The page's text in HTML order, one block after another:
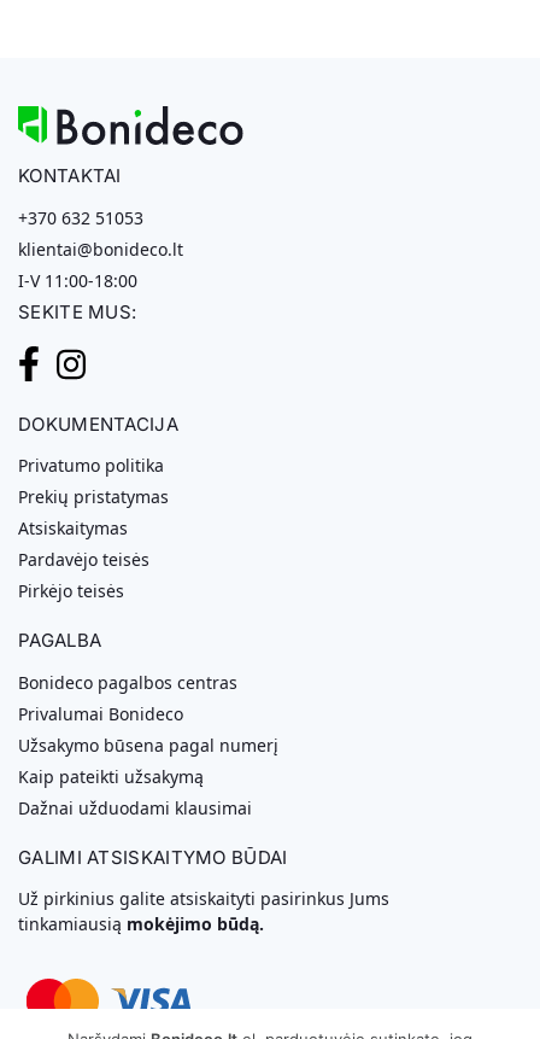
KONTAKTAI
+370 632 51053
klientai@bonideco.lt
I-V 11:00-18:00
SEKITE MUS:
DOKUMENTACIJA
Privatumo politika
Prekių pristatymas
Atsiskaitymas
Pardavėjo teisės
Pirkėjo teisės
PAGALBA
Bonideco pagalbos centras
Privalumai Bonideco
Užsakymo būsena pagal numerį
Kaip pateikti užsakymą
Dažnai užduodami klausimai
GALIMI ATSISKAITYMO BŪDAI
Už pirkinius galite atsiskaityti pasirinkus Jums
tinkamiausią mokėjimo būdą.